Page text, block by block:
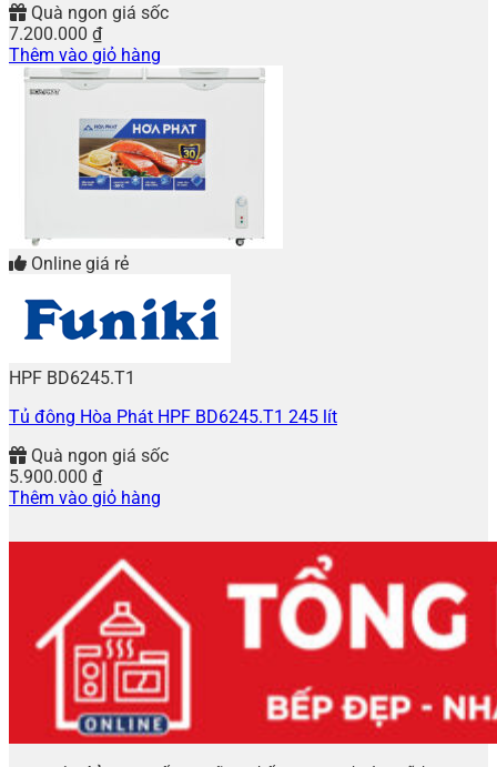
Quà ngon giá sốc
7.200.000 ₫
Thêm vào giỏ hàng
Online giá rẻ
HPF BD6245.T1
Tủ đông Hòa Phát HPF BD6245.T1 245 lít
Quà ngon giá sốc
5.900.000 ₫
Thêm vào giỏ hàng